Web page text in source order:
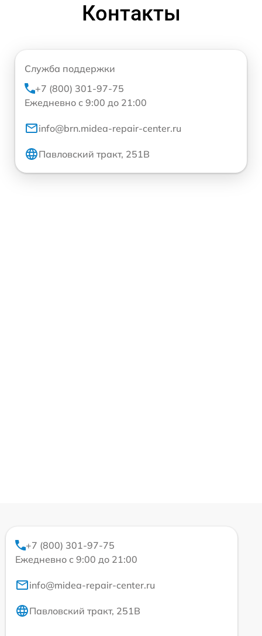
Контакты
Служба поддержки
+7 (800) 301-97-75
Ежедневно с 9:00 до 21:00
info@brn.midea-repair-center.ru
Павловский тракт, 251В
+7 (800) 301-97-75
Ежедневно с 9:00 до 21:00
info@midea-repair-center.ru
Павловский тракт, 251В